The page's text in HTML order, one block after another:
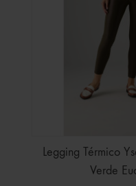
Legging Térmico
Verde